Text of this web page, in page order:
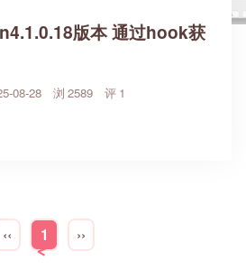
版本 通过hook获
08-28 2589 1
‹‹ 1 ››